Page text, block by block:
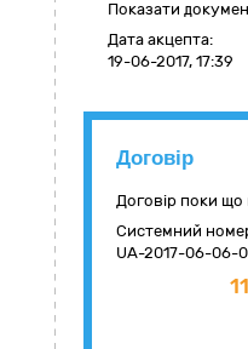
Показати
Дата акцепта:
19-06-2017, 17:39
Договір
Договір поки що
Системний
UA-2017-06-06-